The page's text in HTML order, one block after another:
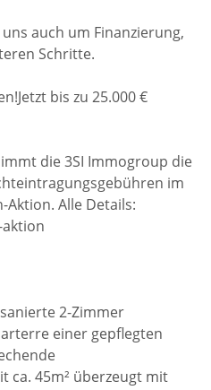
auch um Finanzierung,
Schritte.
bis zu 25.000 €
die 3SI Immogroup die
im
Aktion. Alle Details:
2-Zimmer
einer gepflegten
ca. 45m² überzeugt mit